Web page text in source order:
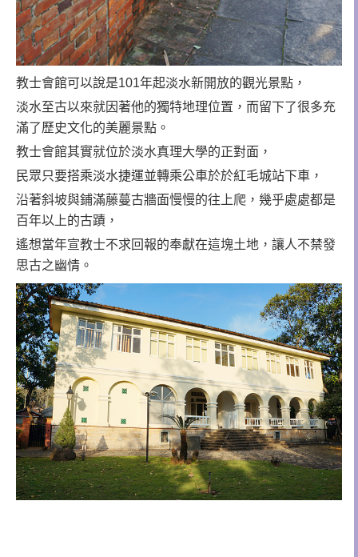
教士會館可以說是101年起淡水新開放的觀光景點，
淡水至古以來就因著他的獨特地理位置，而留下了很多充
滿了歷史文化的美麗景點。
教士會館其實就位於淡水真理大學的正對面，
民眾只要搭乘淡水捷運並轉乘公車於於紅毛城站下車，
沿著斜坡與鋪滿藤蔓古牆面慢慢的往上爬，幾乎處處都是
百年以上的古蹟，
遙想當年宣教士不求回報的奉獻在這塊土地，讓人不禁發
思古之幽情。